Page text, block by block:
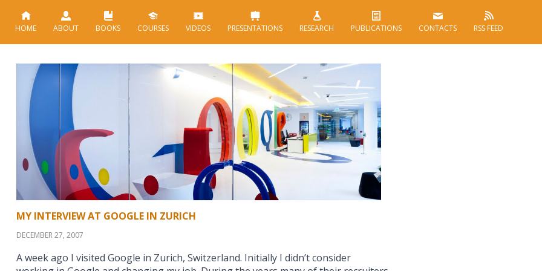
HOME ABOUT BOOKS COURSES VIDEOS PRESENTATIONS RESEARCH PUBLICATIONS CONTACTS RSS FEED
MY INTERVIEW AT GOOGLE IN ZURICH
DECEMBER 27, 2007
A week ago I visited Google in Zurich, Switzerland. Initially I didn’t consider